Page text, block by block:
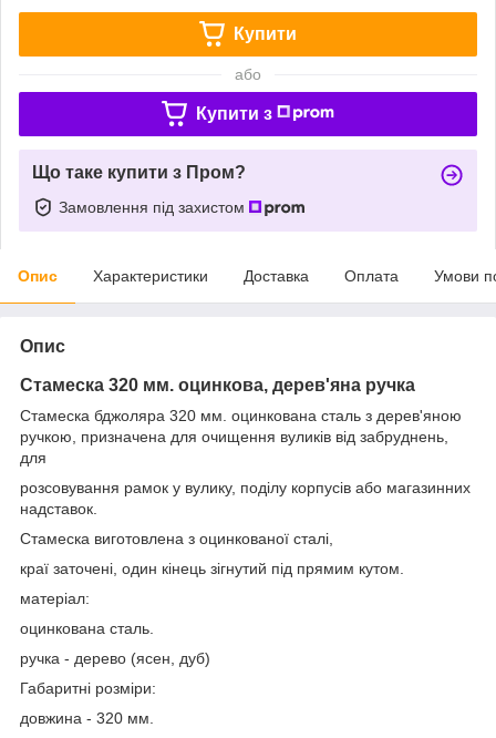
Купити
або
Купити з
Що таке купити з Пром?
Замовлення під захистом
Опис Характеристики Доставка Оплата Умови
Опис
Стамеска 320 мм. оцинкова, дерев'яна ручка
Стамеска бджоляра 320 мм. оцинкована сталь з дерев'яною
ручкою, призначена для очищення вуликів від забруднень,
для
розсовування рамок у вулику, поділу корпусів або магазинних
надставок.
Стамеска виготовлена з оцинкованої сталі,
краї заточені, один кінець зігнутий під прямим кутом.
матеріал:
оцинкована сталь.
ручка - дерево (ясен, дуб)
Габаритні розміри:
довжина - 320 мм.